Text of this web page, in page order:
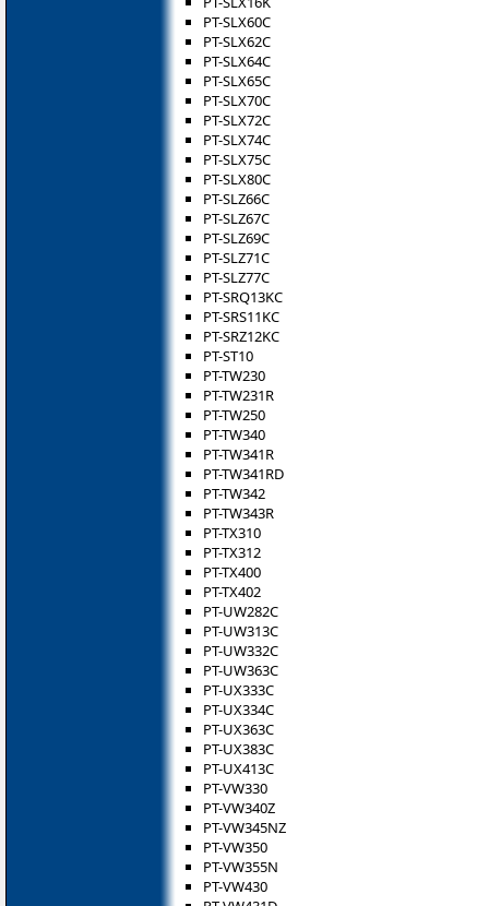
PT-SLX60C
PT-SLX62C
PT-SLX64C
PT-SLX65C
PT-SLX70C
PT-SLX72C
PT-SLX74C
PT-SLX75C
PT-SLX80C
PT-SLZ66C
PT-SLZ67C
PT-SLZ69C
PT-SLZ71C
PT-SLZ77C
PT-SRQ13KC
PT-SRS11KC
PT-SRZ12KC
PT-ST10
PT-TW230
PT-TW231R
PT-TW250
PT-TW340
PT-TW341R
PT-TW341RD
PT-TW342
PT-TW343R
PT-TX310
PT-TX312
PT-TX400
PT-TX402
PT-UW282C
PT-UW313C
PT-UW332C
PT-UW363C
PT-UX333C
PT-UX334C
PT-UX363C
PT-UX383C
PT-UX413C
PT-VW330
PT-VW340Z
PT-VW345NZ
PT-VW350
PT-VW355N
PT-VW430